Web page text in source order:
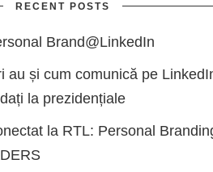
RECENT POSTS
Brand@LinkedIn
au și cum comunică pe
la prezidențiale
la RTL: Personal